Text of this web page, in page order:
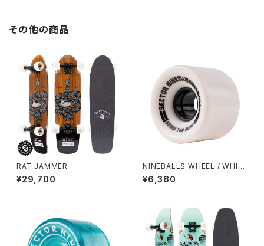
その他の商品
RAT JAMMER
¥29,700
NINEBALLS WHEEL / WHIT
E (58mm 78A)
¥6,380